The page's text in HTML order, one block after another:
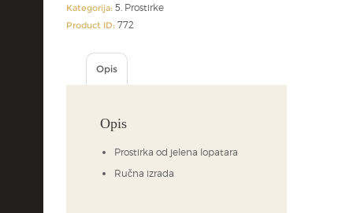
Kategorija: 5. Prostirke
Product ID: 772
Opis
Opis
Prostirka od jelena lopatara
Ručna izrada